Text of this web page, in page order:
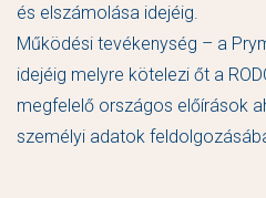
és elszámolása idejéig.
Működési tevékenység – a
idejéig melyre kötelezi őt a
megfelelő országos előírások
személyi adatok